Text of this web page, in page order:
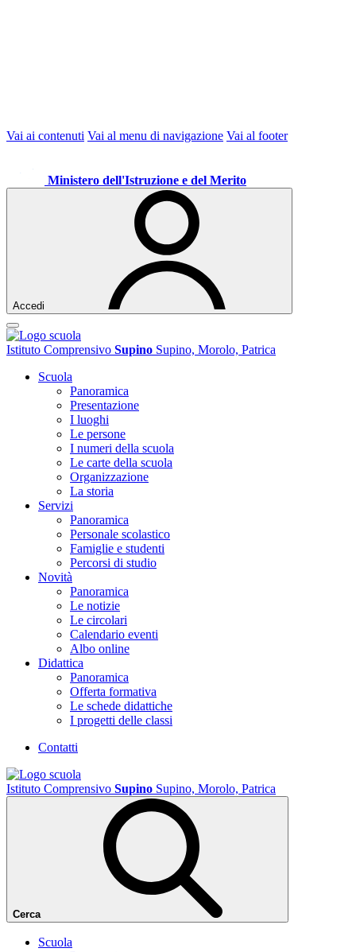
Vai ai contenuti Vai al menu di navigazione Vai al footer
Ministero dell'Istruzione e del Merito
Accedi
Istituto Comprensivo Supino Supino, Morolo, Patrica
Scuola
Panoramica
Presentazione
I luoghi
Le persone
I numeri della scuola
Le carte della scuola
Organizzazione
La storia
Servizi
Panoramica
Personale scolastico
Famiglie e studenti
Percorsi di studio
Novità
Panoramica
Le notizie
Le circolari
Calendario eventi
Albo online
Didattica
Panoramica
Offerta formativa
Le schede didattiche
I progetti delle classi
Contatti
Istituto Comprensivo Supino Supino, Morolo, Patrica
Cerca
Scuola